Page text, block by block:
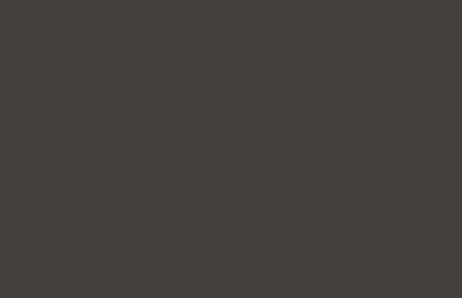
Венге, Ривьера Грей, Ривьера Айс, Ясень Капучино, Ясень